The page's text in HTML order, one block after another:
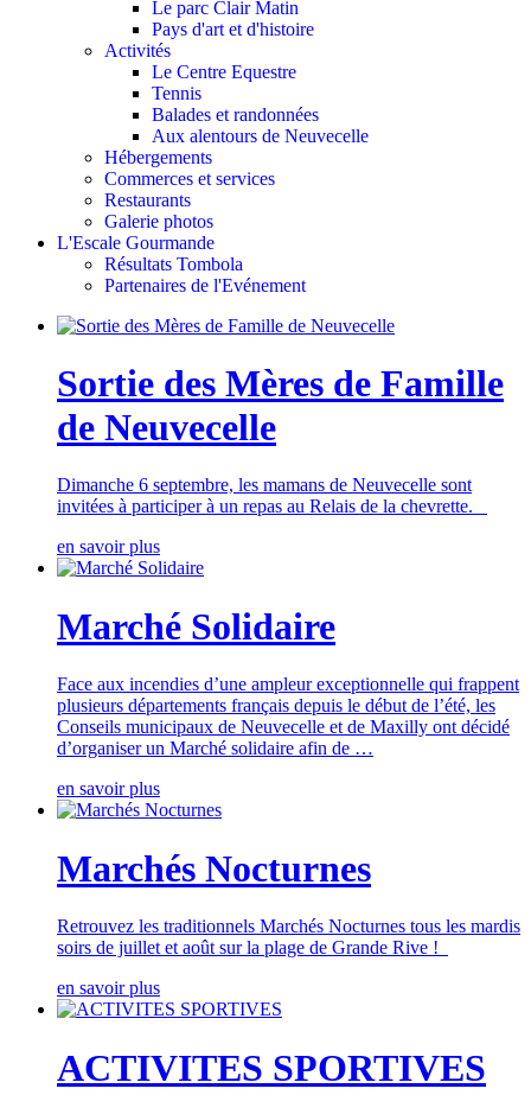
Le parc Clair Matin
Pays d'art et d'histoire
Activités
Le Centre Equestre
Tennis
Balades et randonnées
Aux alentours de Neuvecelle
Hébergements
Commerces et services
Restaurants
Galerie photos
L'Escale Gourmande
Résultats Tombola
Partenaires de l'Evénement
Sortie des Mères de Famille
de Neuvecelle
Dimanche 6 septembre, les mamans de Neuvecelle sont
invitées à participer à un repas au Relais de la chevrette.
en savoir plus
Marché Solidaire
Face aux incendies d’une ampleur exceptionnelle qui frappent
plusieurs départements français depuis le début de l’été, les
Conseils municipaux de Neuvecelle et de Maxilly ont décidé
d’organiser un Marché solidaire afin de …
en savoir plus
Marchés Nocturnes
Retrouvez les traditionnels Marchés Nocturnes tous les mardis
soirs de juillet et août sur la plage de Grande Rive !
en savoir plus
ACTIVITES SPORTIVES